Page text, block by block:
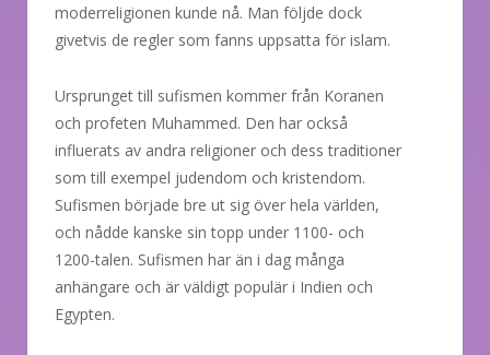
moderreligionen kunde nå. Man följde dock
givetvis de regler som fanns uppsatta för islam.
Ursprunget till sufismen kommer från Koranen
och profeten Muhammed. Den har också
influerats av andra religioner och dess traditioner
som till exempel judendom och kristendom.
Sufismen började bre ut sig över hela världen,
och nådde kanske sin topp under 1100- och
1200-talen. Sufismen har än i dag många
anhängare och är väldigt populär i Indien och
Egypten.